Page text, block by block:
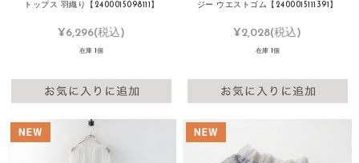
トップス 羽織り【2400015098111】
¥6,296(税込)
在庫 1個
ジー ウエストゴム【2400015111391】
¥2,028(税込)
在庫 1個